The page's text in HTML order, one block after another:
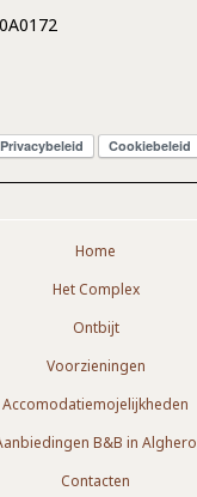
Privacybeleid Cookiebeleid
Home
Het Complex
Ontbijt
Voorzieningen
Accomodatiemojelijkheden
B&B in Alghero
Contacten